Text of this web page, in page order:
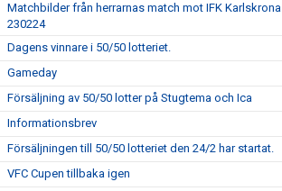
Matchbilder från herrarnas match mot IFK Karlskrona
230224
Dagens vinnare i 50/50 lotteriet.
Gameday
Försäljning av 50/50 lotter på Stugtema och Ica
Informationsbrev
Försäljningen till 50/50 lotteriet den 24/2 har startat.
VFC Cupen tillbaka igen